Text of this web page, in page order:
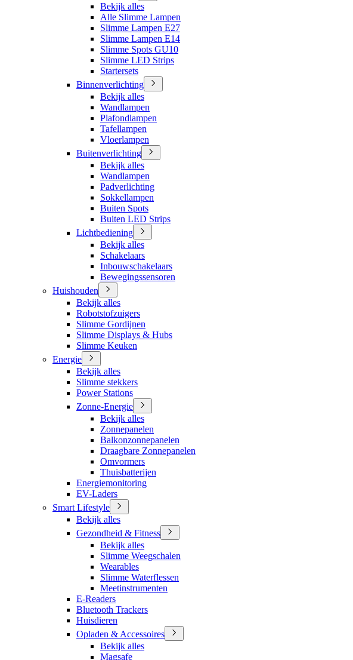
Bekijk alles
Alle Slimme Lampen
Slimme Lampen E27
Slimme Lampen E14
Slimme Spots GU10
Slimme LED Strips
Startersets
Binnenverlichting
Bekijk alles
Wandlampen
Plafondlampen
Tafellampen
Vloerlampen
Buitenverlichting
Bekijk alles
Wandlampen
Padverlichting
Sokkellampen
Buiten Spots
Buiten LED Strips
Lichtbediening
Bekijk alles
Schakelaars
Inbouwschakelaars
Bewegingssensoren
Huishouden
Bekijk alles
Robotstofzuigers
Slimme Gordijnen
Slimme Displays & Hubs
Slimme Keuken
Energie
Bekijk alles
Slimme stekkers
Power Stations
Zonne-Energie
Bekijk alles
Zonnepanelen
Balkonzonnepanelen
Draagbare Zonnepanelen
Omvormers
Thuisbatterijen
Energiemonitoring
EV-Laders
Smart Lifestyle
Bekijk alles
Gezondheid & Fitness
Bekijk alles
Slimme Weegschalen
Wearables
Slimme Waterflessen
Meetinstrumenten
E-Readers
Bluetooth Trackers
Huisdieren
Opladen & Accessoires
Bekijk alles
Magsafe